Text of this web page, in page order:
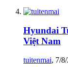
Hyundai
Việt Nam
tuitenmai, 7/